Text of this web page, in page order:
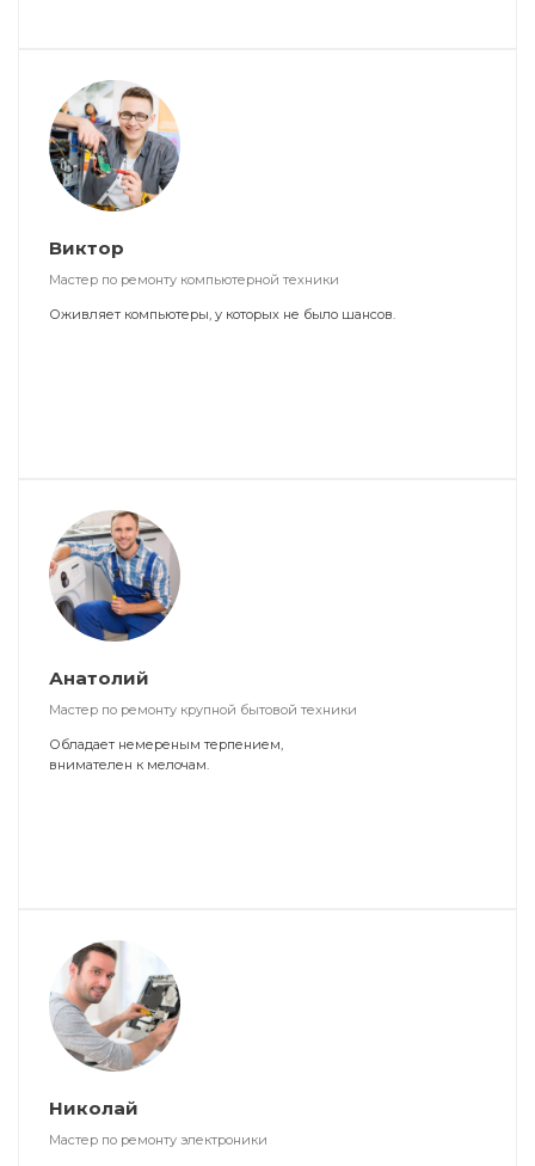
Виктор
Мастер по ремонту компьютерной техники
Оживляет компьютеры, у которых не было шансов.
Анатолий
Мастер по ремонту крупной бытовой техники
Обладает немереным терпением,
внимателен к мелочам.
Николай
Мастер по ремонту электроники